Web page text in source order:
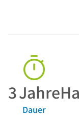
3Jahre
Dauer